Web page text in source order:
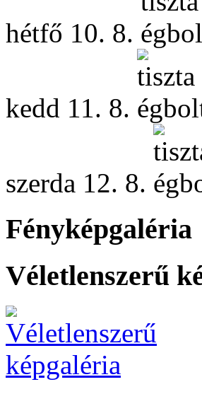
hétfő 10. 8.
kedd 11. 8.
szerda 12. 8.
Fényképgaléria
Véletlenszerű